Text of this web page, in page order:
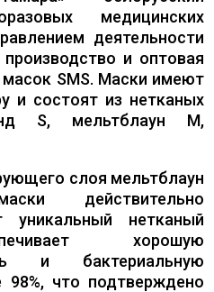
медицинских
деятельности
производство и оптовая
SMS. Маски имеют
и состоят из нетканых
S, мельтблаун M,
слоя мельтблаун
действительно
уникальный нетканый
хорошую
и бактериальную
что подтверждено